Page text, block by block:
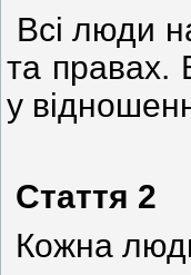
Всі люди
та правах.
у
Стаття 2
Кожна